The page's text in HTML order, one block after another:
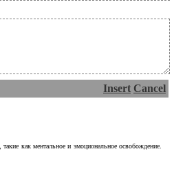
Insert Cancel
как ментальное и эмоциональное освобождение.